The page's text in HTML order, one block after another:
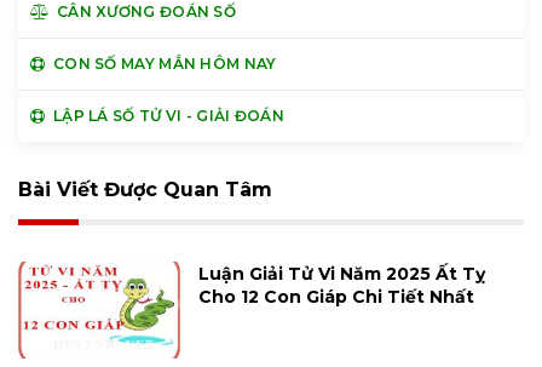
CÂN XƯƠNG ĐOÁN SỐ
CON SỐ MAY MẮN HÔM NAY
LẬP LÁ SỐ TỬ VI - GIẢI ĐOÁN
Bài Viết Được Quan Tâm
Luận Giải Tử Vi Năm 2025 Ất Tỵ
Cho 12 Con Giáp Chi Tiết Nhất